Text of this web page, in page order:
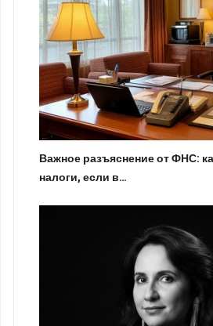
Важное разъяснение от ФНС:
налоги, если в…